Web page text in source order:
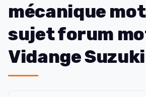
mécanique
sujet forum
Vidange Suzuki